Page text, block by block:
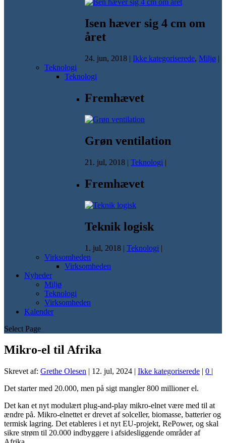
Isen hæver sig 4 cm om
året
24. jun, 2018 | Ikke kategoriserede, Miljø |
Teknologi
Teknologi
Fremhævet
Grøn ventilation
21. jul, 2018 | Teknologi |
Fremhævet
Teknik logisk
1. jul, 2018 | Teknologi |
Virksomheden
Virksomheden
Nyheder
Miljø
Teknologi
Virksomheden
Kalender
Select Page
Mikro-el til Afrika
Skrevet af: Grethe Olesen | 12. jul, 2024 | Ikke kategoriserede | 0 |
Det starter med 20.000, men på sigt mangler 800 millioner el.
Det kan et nyt modulært plug-and-play mikro-elnet være med til at
ændre på. Mikro-elnettet er drevet af solceller, biomasse, batterier og
termisk lagring. Det etableres i et nyt EU-projekt, RePower, og skal
sikre strøm til 20.000 indbyggere i afsidesliggende områder af